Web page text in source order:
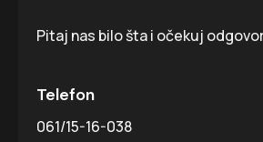
Pitaj nas bilo šta i očekuj
Telefon
061/15-16-038